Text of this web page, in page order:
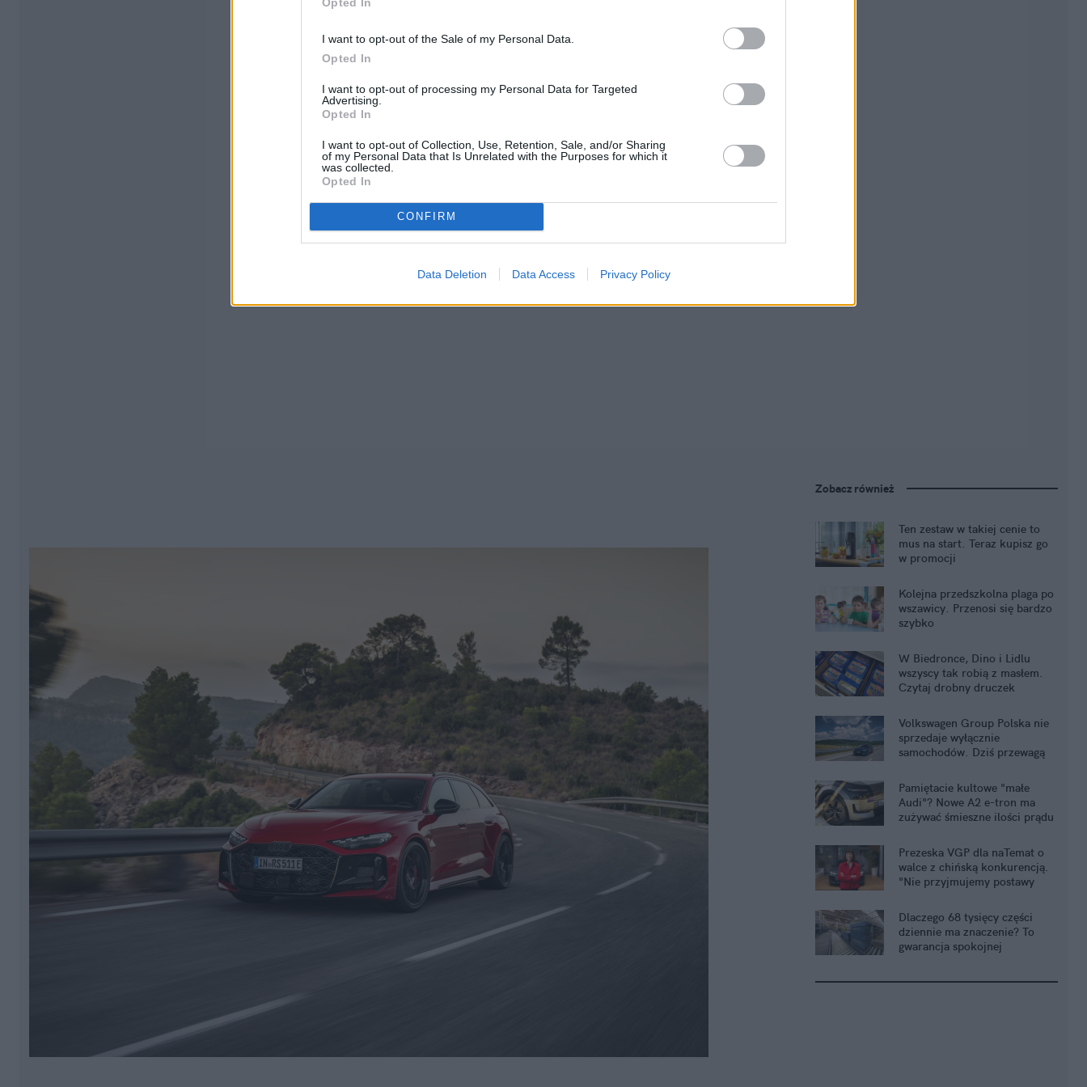
I want to opt-out of the Sale of my Personal Data.
Opted In
I want to opt-out of processing my Personal Data for Targeted
Advertising.
Opted In
I want to opt-out of Collection, Use, Retention, Sale, and/or Sharing
of my Personal Data that Is Unrelated with the Purposes for which it
was collected.
Opted In
CONFIRM
Data Deletion Data Access Privacy Policy
Zobacz również
Ten zestaw w takiej cenie to
mus na start. Teraz kupisz go
w promocji
Kolejna przedszkolna plaga po
wszawicy. Przenosi się bardzo
szybko
W Biedronce, Dino i Lidlu
wszyscy tak robią z masłem.
Czytaj drobny druczek
Volkswagen Group Polska nie
sprzedaje wyłącznie
samochodów. Dziś przewagą
Pamiętacie kultowe "małe
Audi"? Nowe A2 e-tron ma
zużywać śmieszne ilości prądu
Prezeska VGP dla naTemat o
walce z chińską konkurencją.
"Nie przyjmujemy postawy
Dlaczego 68 tysięcy części
dziennie ma znaczenie? To
gwarancja spokojnej